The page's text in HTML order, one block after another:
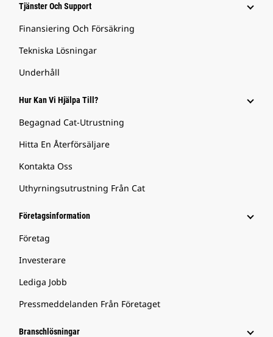
Tjänster Och Support
Finansiering Och Försäkring
Tekniska Lösningar
Underhåll
Hur Kan Vi Hjälpa Till?
Begagnad Cat-Utrustning
Hitta En Återförsäljare
Kontakta Oss
Uthyrningsutrustning Från Cat
Företagsinformation
Företag
Investerare
Lediga Jobb
Pressmeddelanden Från Företaget
Branschlösningar